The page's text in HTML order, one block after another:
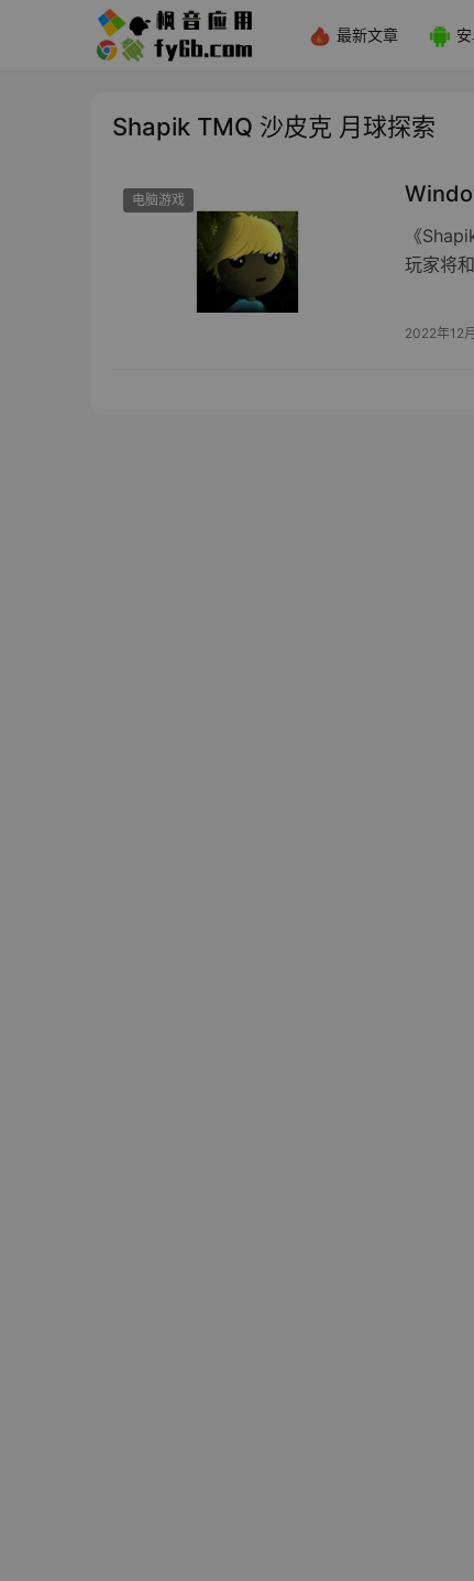
最新文章
Shapik TMQ 沙皮克 月球探索
电脑游戏
《
玩家将
2022年12